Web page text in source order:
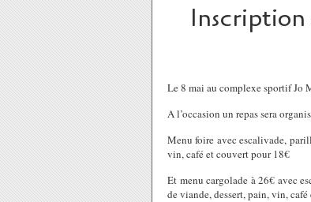
Le 8 mai au complexe sportif Jo
A l’occasion un repas sera
Menu foire avec escalivade,
vin, café et couvert pour 18€
Et menu cargolade à 26€ avec
de viande, dessert, pain, vin,